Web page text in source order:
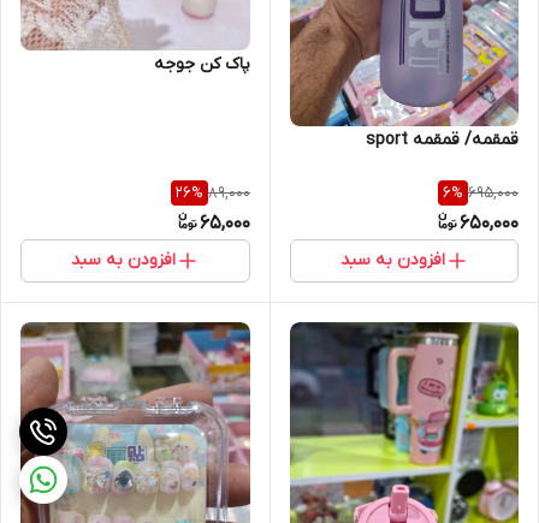
قمقمه/ قمقمه sport
695,000
6%
650,000
افزودن به سبد
پاک کن جوجه
89,000
26%
65,000
افزودن به سبد